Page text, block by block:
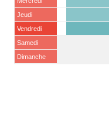
Jeudi
Vendredi
Samedi
Dimanche